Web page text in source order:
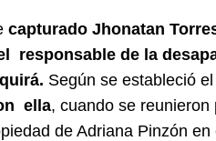
capturado Jhonatan
responsable de la
Según se estableció el
ella, cuando se
de Adriana Pinzón